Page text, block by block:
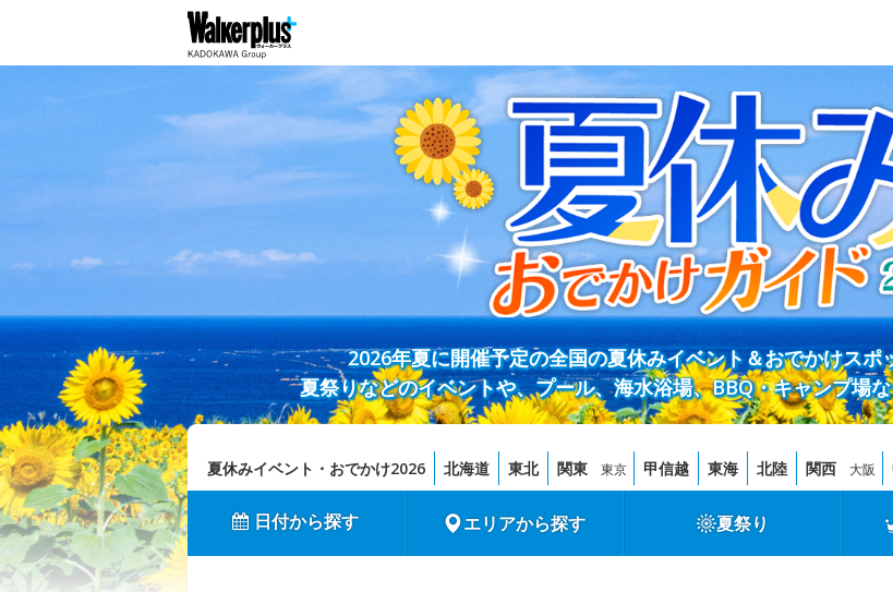
2026年夏に開催予定の全国の夏休みイベント＆おでかけスポ
夏祭りなどのイベントや、プール、海水浴場、BBQ・キャンプ場
夏休みイベント・おでかけ2026 北海道 東北 関東 東京 甲信越 東海 北陸 関西 大阪
日付から探す エリアから探す 夏祭り